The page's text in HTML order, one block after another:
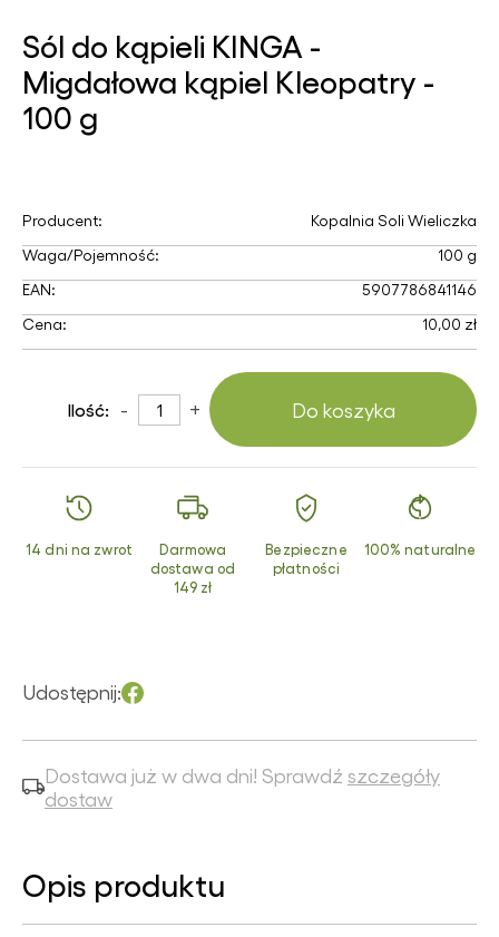
Sól do kąpieli KINGA -
Migdałowa kąpiel Kleopatry -
100 g
Producent:
Kopalnia Soli Wieliczka
Waga/Pojemność:
100 g
EAN:
5907786841146
Cena:
10,00 zł
Ilość: - + Do koszyka
14 dni na zwrot
Darmowa
dostawa od
149 zł
Bezpieczne
płatności
100% naturalne
Udostępnij:
Dostawa już w dwa dni! Sprawdź szczegóły
dostaw
Opis produktu